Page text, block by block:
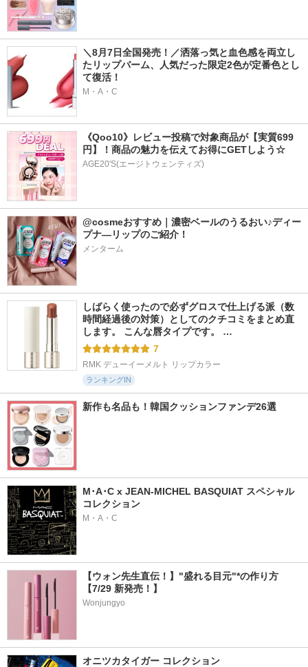
＼8月7日全国発売！／洒落っ気と血色感を両立し
たリップバーム、人気だった限定2色が定番色とし
て復活！
M・A・C
《Qoo10》レビュー投稿で対象商品が【実質699
円】！商品の魅力を伝えてお得にGETしよう☆
AGE20'S(エージトウェンティズ)
@cosmeおすすめ｜濃密ベールのうるおい♪ディー
プナ―リップのご紹介！
メンターム
しばらく使ったので必ずグロスで仕上げる派（数
時間経過後の対策）としてのクチコミをまとめ直
します。 こんな唇タイプです。 …
7
RMK デューイーメルト リップカラー
ランキングIN
新作も名品も！韓国クッションファンデ26選
M･A･C x JEAN-MICHEL BASQUIAT スペシャル
コレクション
M・A・C
【ウォン先生直伝！】"盛れる目元"*の作り方
【7/29 新発売！】
Wonjungyo
オニツカタイガー コレクション